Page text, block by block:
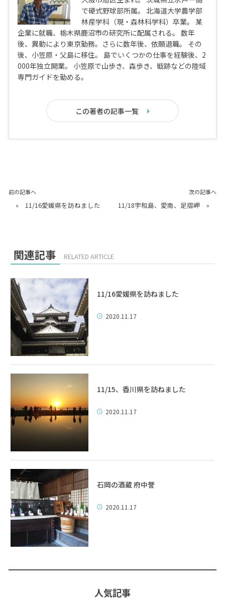
で硬式野球部所属。 北海道大学農学部
林産学科（現・森林科学科）卒業。 某
企業に就職、栃木県鹿沼市の研究所に配属される。 数年
後、異動により東京勤務。さらに数年後、依願退職。 その
後、小笠原・父島に移住。 島でいくつかの仕事を経験後、2
000年独立開業。 小笠原で山歩き、森歩き、戦跡などの陸域
専門ガイドを勤める。
この著者の記事一覧
前の記事へ
« 11/16愛媛県を訪ねました
次の記事へ
11/18宇和島、愛南、足摺岬 »
関連記事 RELATED ARTICLE
11/16愛媛県を訪ねました
2020.11.17
11/15、香川県を訪ねました
2020.11.17
石岡の酒蔵 府中誉
2020.11.17
人気記事